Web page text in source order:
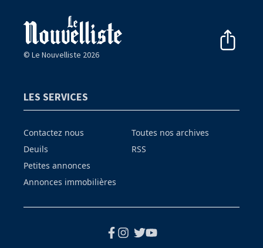
© Le Nouvelliste 2026
LES SERVICES
Contactez nous
Deuils
Petites annonces
Annonces immobilières
Toutes nos archives
RSS